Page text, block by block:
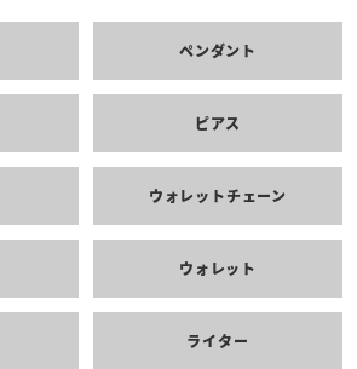
ペンダント
ピアス
ウォレットチェーン
ウォレット
ライター